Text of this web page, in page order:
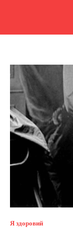
Я здоровий